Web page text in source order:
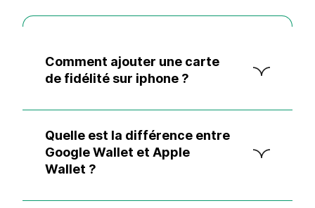
Comment ajouter une carte
de fidélité sur iphone ?
Quelle est la différence entre
Google Wallet et Apple
Wallet ?